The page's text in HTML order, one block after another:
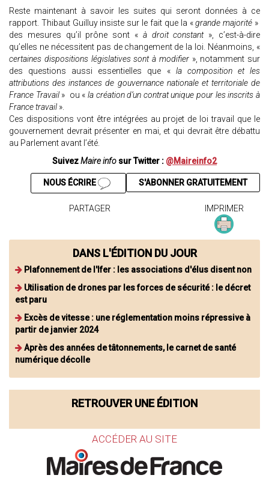
Reste maintenant à savoir les suites qui seront données à ce
rapport. Thibaut Guilluy insiste sur le fait que la «grande majorité »
des mesures qu’il prône sont « à droit constant », c’est-à-dire
qu’elles ne nécessitent pas de changement de la loi. Néanmoins, «
certaines dispositions législatives sont à modifier », notamment sur
des questions aussi essentielles que «la composition et les
attributions des instances de gouvernance nationale et territoriale de
France Travail » ou « la création d’un contrat unique pour les inscrits à
France travail ».
Ces dispositions vont être intégrées au projet de loi travail que le
gouvernement devrait présenter en mai, et qui devrait être débattu
au Parlement avant l’été.
SuivezMaire info sur Twitter : @Maireinfo2
S'ABONNER GRATUITEMENT
NOUS ÉCRIRE
PARTAGER IMPRIMER
DANS L'ÉDITION DU JOUR
Plafonnement de l'Ifer : les associations d'élus disent non
Utilisation de drones par les forces de sécurité : le décret
est paru
Excès de vitesse : une réglementation moins répressive à
partir de janvier 2024
Après des années de tâtonnements, le carnet de santé
numérique décolle
RETROUVER UNE ÉDITION
ACCÉDER AU SITE